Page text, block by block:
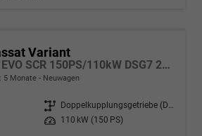
Variant
Business 2.0 TDI EVO SCR 150PS/110kW DSG7 2026
5 Monate Neuwagen
Getriebe
Doppelkupplungsgetriebe (DSG)
Leistung 110 kW (150 PS)